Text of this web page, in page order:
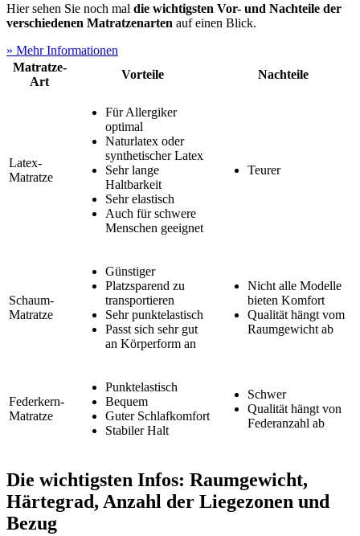
Hier sehen Sie noch mal die wichtigsten Vor- und Nachteile der
verschiedenen Matratzenarten auf einen Blick.
» Mehr Informationen
Matratze-
Art
Vorteile Nachteile
Latex-
Matratze
Für Allergiker
optimal
Naturlatex oder
synthetischer Latex
Sehr lange
Haltbarkeit
Sehr elastisch
Auch für schwere
Menschen geeignet
Teurer
Schaum-
Matratze
Günstiger
Platzsparend zu
transportieren
Sehr punktelastisch
Passt sich sehr gut
an Körperform an
Nicht alle Modelle
bieten Komfort
Qualität hängt vom
Raumgewicht ab
Federkern-
Matratze
Punktelastisch
Bequem
Guter Schlafkomfort
Stabiler Halt
Schwer
Qualität hängt von
Federanzahl ab
Die wichtigsten Infos: Raumgewicht,
Härtegrad, Anzahl der Liegezonen und
Bezug